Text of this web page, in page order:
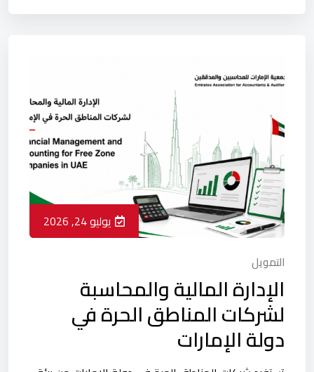
يوليو 24, 2026
التمويل
الإدارة المالية والمحاسبة
لشركات المناطق الحرة في
دولة الإمارات